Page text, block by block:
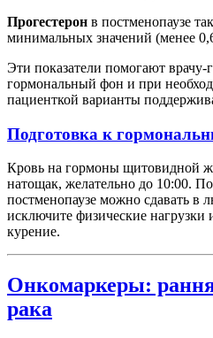
Прогестерон в постменопаузе
минимальных значений (менее
Эти показатели помогают врачу-
гормональный фон и при
пациенткой варианты
Подготовка к
Кровь на гормоны щитовидной
натощак, желательно до 10:00.
постменопаузе можно сдавать в
исключите физические нагрузки
курение.
Онкомаркеры:
рака